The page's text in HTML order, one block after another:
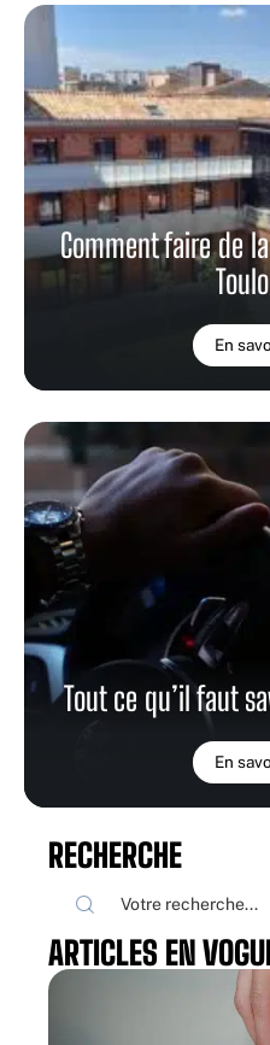
Comment faire de
En
Tout ce qu’il faut
En
RECHERCHE
ARTICLES EN